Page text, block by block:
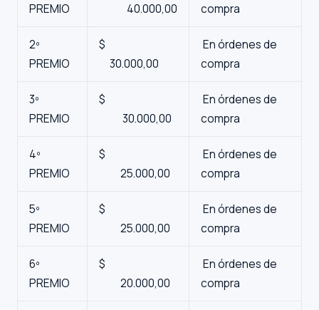
PREMIO
40.000,00
compra
2º
PREMIO
$
30.000,00
En órdenes de
compra
3º
PREMIO
$
30.000,00
En órdenes de
compra
4º
PREMIO
$
25.000,00
En órdenes de
compra
5º
PREMIO
$
25.000,00
En órdenes de
compra
6º
PREMIO
$
20.000,00
En órdenes de
compra